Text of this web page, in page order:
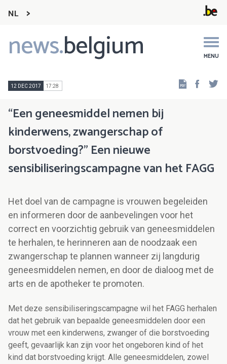
NL
news.belgium MENU
Main
navigation
12 DEC 2017 17:28
“Een geneesmiddel nemen bij
kinderwens, zwangerschap of
borstvoeding?" Een nieuwe
sensibiliseringscampagne van het FAGG
Het doel van de campagne is vrouwen begeleiden
en informeren door de aanbevelingen voor het
correct en voorzichtig gebruik van geneesmiddelen
te herhalen, te herinneren aan de noodzaak een
zwangerschap te plannen wanneer zij langdurig
geneesmiddelen nemen, en door de dialoog met de
arts en de apotheker te promoten.
Met deze sensibiliseringscampagne wil het FAGG herhalen
dat het gebruik van bepaalde geneesmiddelen door een
vrouw met een kinderwens, zwanger of die borstvoeding
geeft, gevaarlijk kan zijn voor het ongeboren kind of het
kind dat borstvoeding krijgt. Alle geneesmiddelen, zowel